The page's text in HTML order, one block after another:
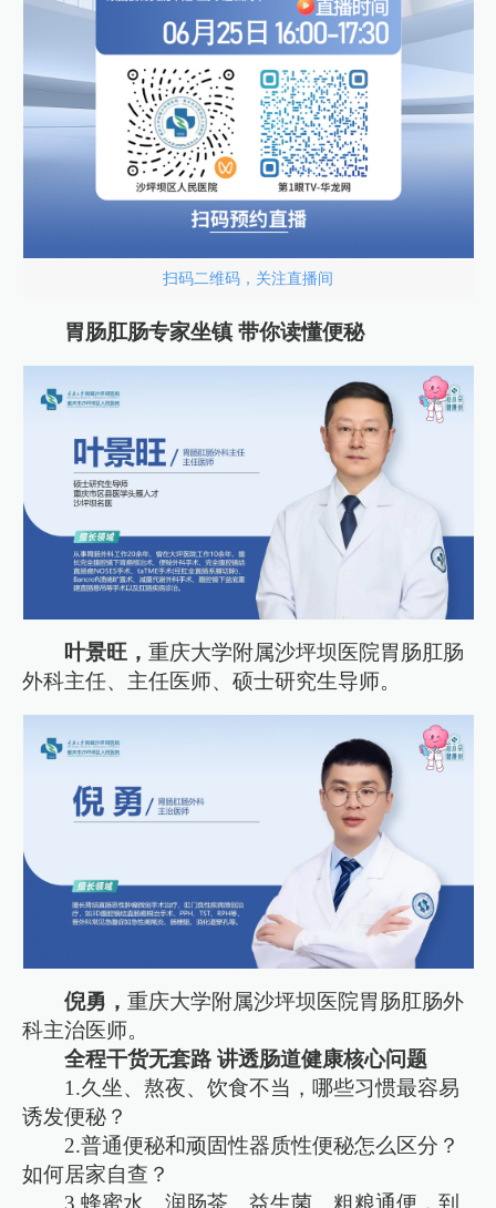
扫码二维码，关注直播间
胃肠肛肠专家坐镇 带你读懂便秘
叶景旺，重庆大学附属沙坪坝医院胃肠肛肠
外科主任、主任医师、硕士研究生导师。
倪勇，重庆大学附属沙坪坝医院胃肠肛肠外
科主治医师。
全程干货无套路 讲透肠道健康核心问题
1.久坐、熬夜、饮食不当，哪些习惯最容易
诱发便秘？
2.普通便秘和顽固性器质性便秘怎么区分？
如何居家自查？